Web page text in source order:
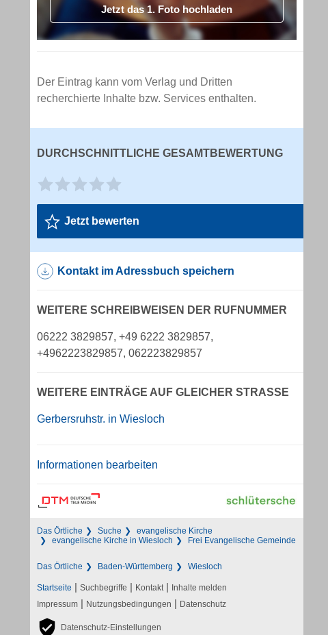
Jetzt das 1. Foto hochladen
Der Eintrag kann vom Verlag und Dritten
recherchierte Inhalte bzw. Services enthalten.
DURCHSCHNITTLICHE GESAMTBEWERTUNG
Jetzt bewerten
Kontakt im Adressbuch speichern
WEITERE SCHREIBWEISEN DER RUFNUMMER
06222 3829857, +49 6222 3829857,
+4962223829857, 062223829857
WEITERE EINTRÄGE AUF GLEICHER STRASSE
Gerbersruhstr. in Wiesloch
Informationen bearbeiten
Das Örtliche Suche
evangelische Kirche
evangelische Kirche in Wiesloch
Frei Evangelische Gemeinde
Das Örtliche Baden-Württemberg Wiesloch
Startseite | Suchbegriffe | Kontakt | Inhalte melden
Impressum | Nutzungsbedingungen | Datenschutz
Datenschutz-Einstellungen